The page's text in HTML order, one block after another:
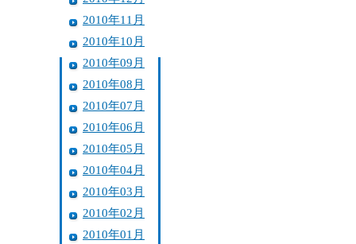
2010年11月
2010年10月
2010年09月
2010年08月
2010年07月
2010年06月
2010年05月
2010年04月
2010年03月
2010年02月
2010年01月